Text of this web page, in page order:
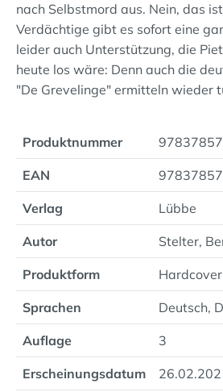
nach Selbstmord aus. Nein, das
Verdächtige gibt es sofort eine
leider auch Unterstützung, die
heute los wäre: Denn auch die
"De Grevelinge" ermitteln wieder
Produktnummer
EAN
Verlag Lübbe
Autor Stelter,
Produktform Hardcover
Sprachen Deutsch,
Auflage 3
Erscheinungsdatum